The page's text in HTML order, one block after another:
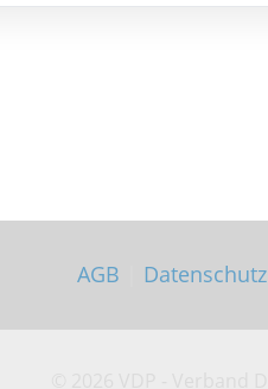
AGB Datenschutz